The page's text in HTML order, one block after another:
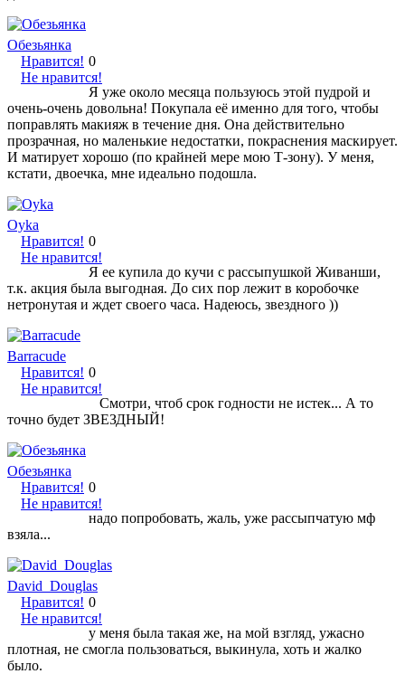
Обезьянка
Нравится!
Не нравится!
0
Я уже около месяца пользуюсь этой пудрой и
очень-очень довольна! Покупала её именно для того, чтобы
поправлять макияж в течение дня. Она действительно
прозрачная, но маленькие недостатки, покраснения маскирует.
И матирует хорошо (по крайней мере мою Т-зону). У меня,
кстати, двоечка, мне идеально подошла.
Oyka
Нравится!
Не нравится!
0
Я ее купила до кучи с рассыпушкой Живанши,
т.к. акция была выгодная. До сих пор лежит в коробочке
нетронутая и ждет своего часа. Надеюсь, звездного ))
Barracude
Нравится!
Не нравится!
0
Смотри, чтоб срок годности не истек... А то
точно будет ЗВЕЗДНЫЙ!
Обезьянка
Нравится!
Не нравится!
0
надо попробовать, жаль, уже рассыпчатую мф
взяла...
David_Douglas
Нравится!
Не нравится!
0
у меня была такая же, на мой взгляд, ужасно
плотная, не смогла пользоваться, выкинула, хоть и жалко
было.